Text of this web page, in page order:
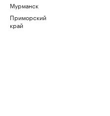
Мурманск
Приморский
край